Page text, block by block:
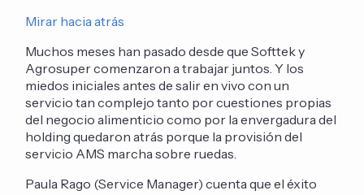
Mirar hacia atrás
Muchos meses han pasado desde que Softtek y
Agrosuper comenzaron a trabajar juntos. Y los
miedos iniciales antes de salir en vivo con un
servicio tan complejo tanto por cuestiones propias
del negocio alimenticio como por la envergadura del
holding quedaron atrás porque la provisión del
servicio AMS marcha sobre ruedas.
Paula Rago (Service Manager) cuenta que el éxito